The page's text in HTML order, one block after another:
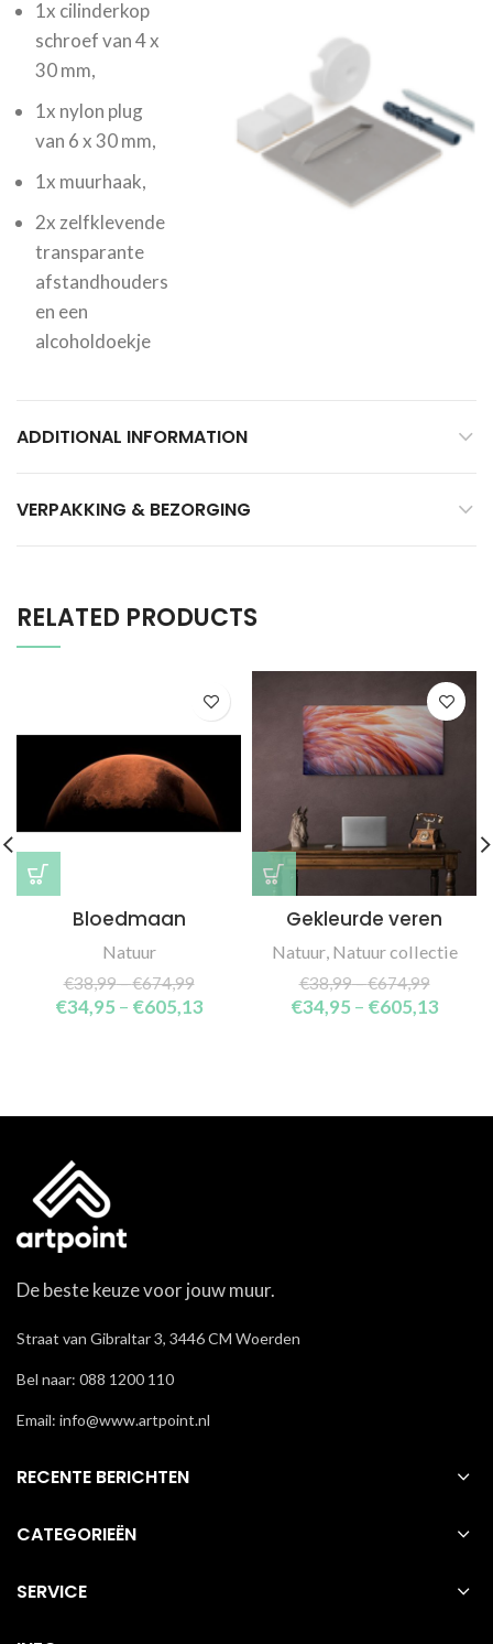
1x cilinderkop
schroef van 4 x
30 mm,
1x nylon plug
van 6 x 30 mm,
1x muurhaak,
2x zelfklevende
transparante
afstandhouders
en een
alcoholdoekje
ADDITIONAL INFORMATION
VERPAKKING & BEZORGING
RELATED PRODUCTS
Bloedmaan
Natuur
€38,99–€674,99
€34,95 – €605,13
Gekleurde veren
Natuur, Natuur collectie
€38,99–€674,99
€34,95 – €605,13
De beste keuze voor jouw muur.
Straat van Gibraltar 3, 3446 CM Woerden
Bel naar: 088 1200 110
Email: info@www.artpoint.nl
RECENTE BERICHTEN
CATEGORIEËN
SERVICE